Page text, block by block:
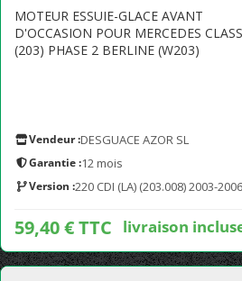
MOTEUR ESSUIE-GLACE AVANT
D'OCCASION POUR MERCEDES
(203) PHASE 2 BERLINE (W203)
Vendeur :DESGUACE AZOR SL
Garantie :12 mois
Version :220 CDI (LA) (203.008) 2003-2006
59,40 € TTC livraison